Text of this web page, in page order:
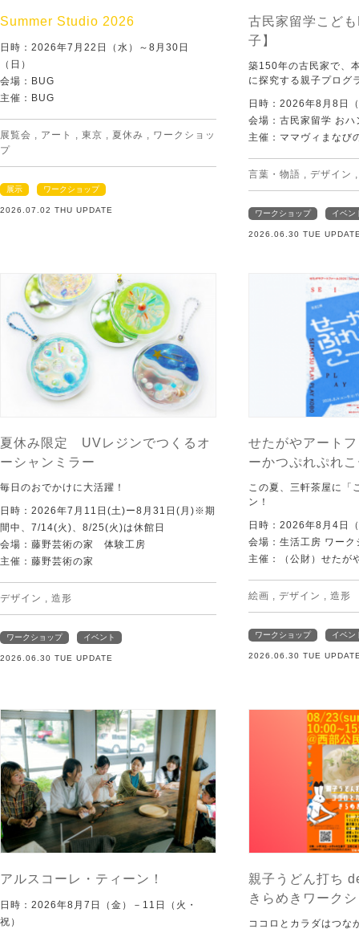
Summer Studio 2026
日時：2026年7月22日（水）～8月30日
（日）
会場：BUG
主催：BUG
展覧会 アート 東京 夏休み
ワークショッ
プ
展示 ワークショップ
2026.07.02 THU UPDATE
古民家留学こど
子】
築150年の古民家で、
に探究する親子プログ
日時：2026年8月8日
会場：古民家留学 おハ
主催：ママヴィまなび
言葉・物語 デザイン
ワークショップ イベン
2026.06.30 TUE
夏休み限定 UVレジンでつくるオ
ーシャンミラー
毎日のおでかけに大活躍！
日時：2026年7月11日(土)ー8月31日(月)※期
間中、7/14(火)、8/25(火)は休館日
会場：藤野芸術の家 体験工房
主催：藤野芸術の家
デザイン 造形
ワークショップ イベント
2026.06.30 TUE UPDATE
せたがやアート
ーかつぷれぷれ
この夏、三軒茶屋に「
ン！
日時：2026年8月4日
会場：生活工房 ワー
主催：（公財）せたが
絵画 デザイン 造形
ワークショップ イベン
2026.06.30 TUE
アルスコーレ・ティーン！
日時：2026年8月7日（金）－11日（火・
祝）
親子うどん打ち
きらめきワーク
ココロとカラダはつな